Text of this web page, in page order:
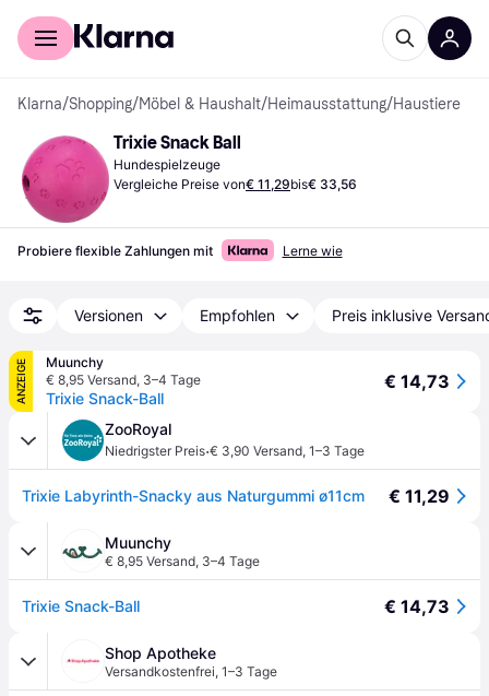
Für Shopper
Klarna/Shopping/Möbel & Haushalt/Heimausstattung/Haustiere
Trixie Snack Ball
Hundespielzeuge
Vergleiche Preise von€ 11,29bis€ 33,56
Probiere flexible Zahlungen mit Lerne wie
Versionen Empfohlen Preis inklusive
ANZEIGE
Muunchy
€ 8,95 Versand, 3–4 Tage
Trixie Snack-Ball
€ 14,73
ZooRoyal
Niedrigster Preis·€ 3,90 Versand, 1–3 Tage
Trixie Labyrinth-Snacky aus Naturgummi ø11cm € 11,29
Muunchy
€ 8,95 Versand, 3–4 Tage
Trixie Snack-Ball € 14,73
Shop Apotheke
Versandkostenfrei, 1–3 Tage